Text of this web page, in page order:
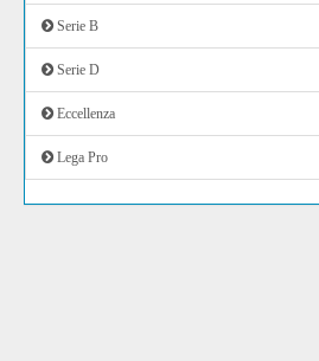
Serie B
Serie D
Eccellenza
Lega Pro